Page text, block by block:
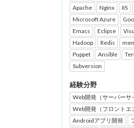
Apache
Nginx IIS
Microsoft Azure
Emacs
Eclipse
Hadoop
Redis
Puppet
Ansible
Subversion
経験分野
Web開発（サーバーサ
Web開発（フロントエ
Androidアプリ開発